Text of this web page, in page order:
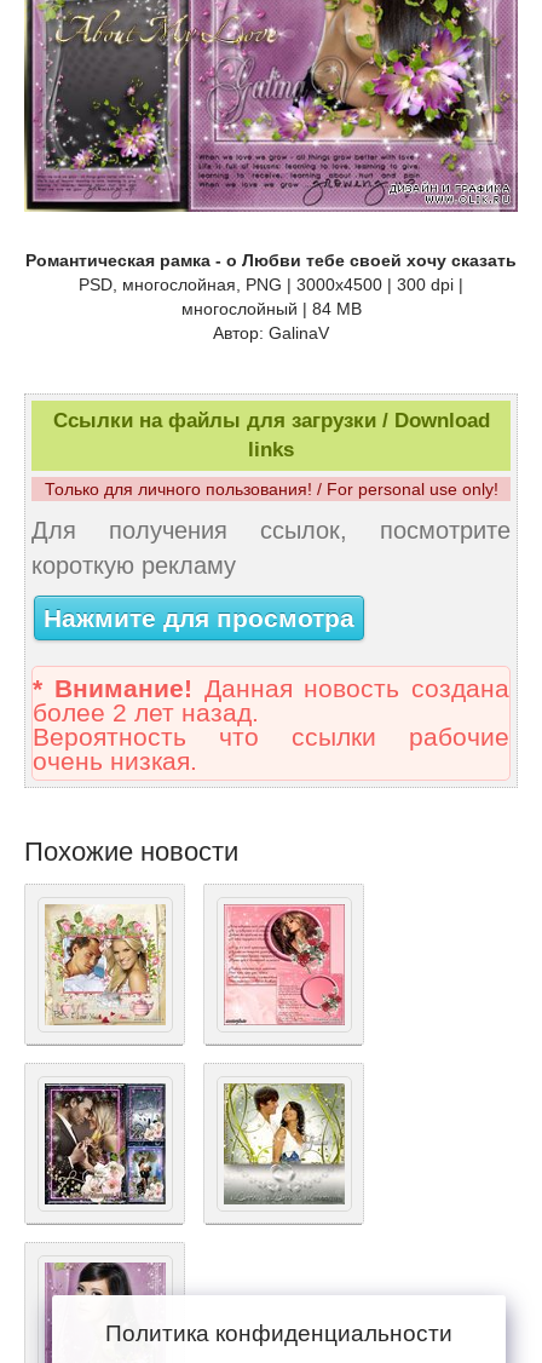
Романтическая рамка - о Любви тебе своей хочу сказать
PSD, многослойная, PNG | 3000x4500 | 300 dpi |
многослойный | 84 MB
Автор: GalinaV
Ссылки на файлы для загрузки / Download
links
Только для личного пользования! / For personal use only!
Для получения ссылок, посмотрите
короткую рекламу
Нажмите для просмотра
* Внимание! Данная новость создана
более 2 лет назад.
Вероятность что ссылки рабочие
очень низкая.
Похожие новости
Политика конфиденциальности